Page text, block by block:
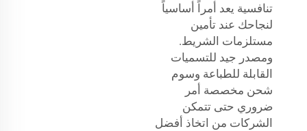
تنافسية يعد أمراً أساسياً
لنجاحك عند تأمين
مستلزمات الشريط.
ومصدر جيد للتسميات
القابلة للطباعة وسوم
شحن مخصصة أمر
ضروري حتى تتمكن
الشركات من اتخاذ أفضل